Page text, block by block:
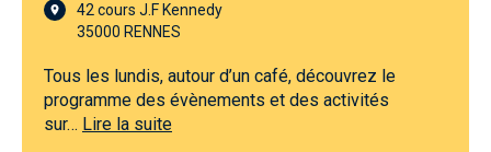
42 cours J.F Kennedy
35000 RENNES
Tous les lundis, autour d’un café, découvrez le
programme des évènements et des activités
sur… Lire la suite